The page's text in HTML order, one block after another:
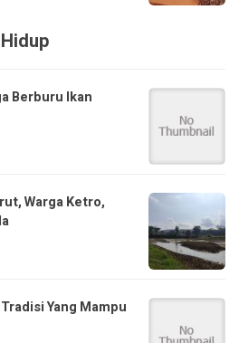
Berburu Ikan
Warga Ketro,
Yang Mampu